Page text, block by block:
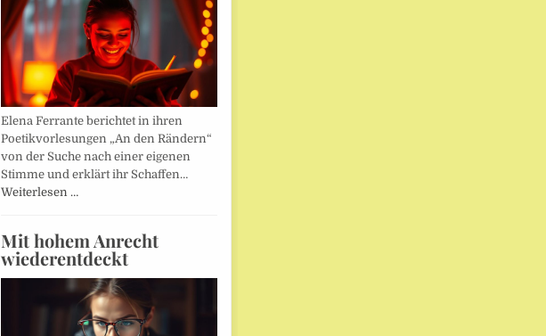
Elena Ferrante berichtet in ihren
Poetikvorlesungen „An den Rändern“
von der Suche nach einer eigenen
Stimme und erklärt ihr Schaffen…
Weiterlesen …
Mit hohem Anrecht
wiederentdeckt